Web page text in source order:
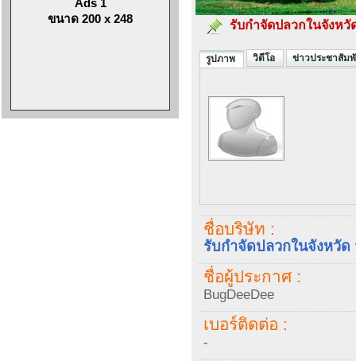
Ads 1
ขนาด 200 x 248
รับกำจัดปลวกในจังหวั
รูปภาพ วิดีโอ ข่าวประชาสัม
ชื่อบริษัท :
รับกำจัดปลวกในจังหวัด
ชื่อผู้ประกาศ :
BugDeeDee
เบอร์ติดต่อ :
-